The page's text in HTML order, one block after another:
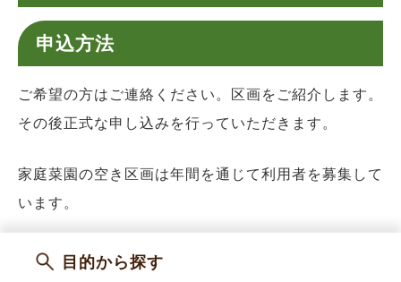
申込方法
ご希望の方はご連絡ください。区画をご紹介します。
その後正式な申し込みを行っていただきます。
家庭菜園の空き区画は年間を通じて利用者を募集して
います。
カテゴリー お知らせ
目的から探す